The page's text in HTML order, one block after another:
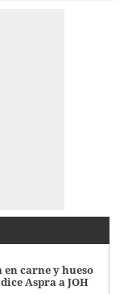
en carne y hueso
Aspra a JOH